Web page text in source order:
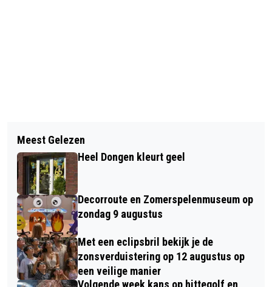
TOEKOMSTVISIE DONGEN 2040:
‘KOESTEREN WAT BLIJFT, OMARMEN
WAT KOMT’
POLITIE ONDERZOEKT
BRANDSTICHTING KARDINAAL VAN
ROSSUMSTRAAT
Meest Gelezen
Heel Dongen kleurt geel
Decorroute en Zomerspelenmuseum op
zondag 9 augustus
Met een eclipsbril bekijk je de
zonsverduistering op 12 augustus op
een veilige manier